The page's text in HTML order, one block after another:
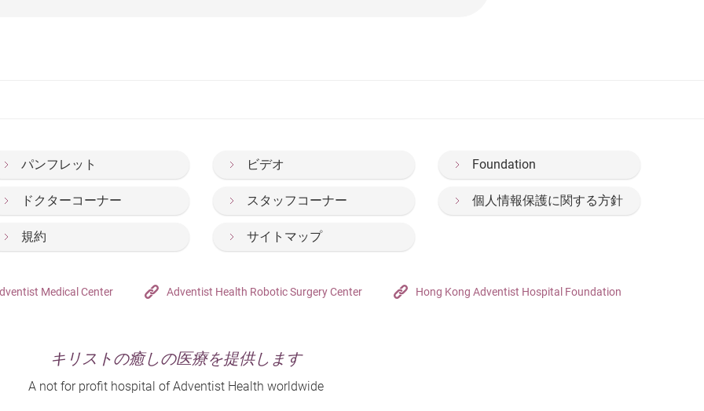
パンフレット ビデオ Foundation
ドクターコーナー スタッフコーナー 個人情報保護に関する方針
規約 サイトマップ
Medical Center Adventist Health Robotic Surgery Center Hong Kong Adventist Hospital Foundation
キリストの癒しの医療を提供します
A not for profit hospital of Adventist Health worldwide